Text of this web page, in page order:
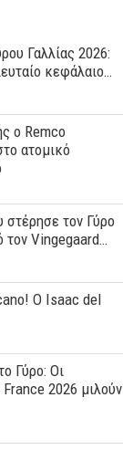
Γαλλίας 2026:
κεφάλαιο…
ο Remco
ατομικό
στέρησε τον Γύρο
τον Vingegaard…
Ο Ιsaac del
Γύρο: Οι
2026 μιλούν